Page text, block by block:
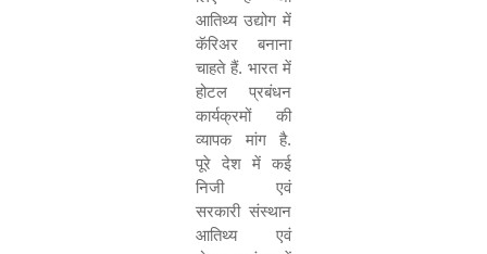
आतिथ्य उद्योग में
कॅरिअर बनाना
चाहते हैं. भारत में
होटल प्रबंधन
कार्यक्रमों की
व्यापक मांग है.
पूरे देश में कई
निजी एवं
सरकारी संस्थान
आतिथ्य एवं